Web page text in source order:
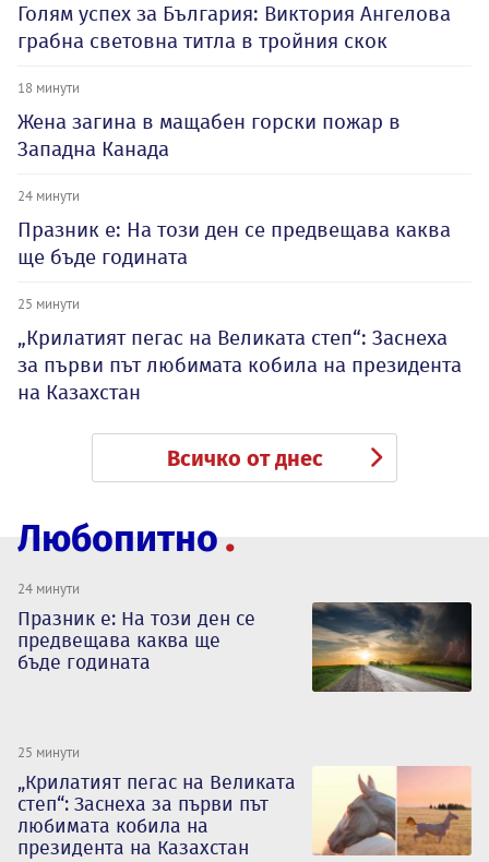
Голям успех за България: Виктория Ангелова
грабна световна титла в тройния скок
18 минути
Жена загина в мащабен горски пожар в
Западна Канада
24 минути
Празник е: На този ден се предвещава каква
ще бъде годината
25 минути
„Крилатият пегас на Великата степ“: Заснеха
за първи път любимата кобила на президента
на Казахстан
Всичко от днес
Любопитно
24 минути
Празник е: На този ден се
предвещава каква ще
бъде годината
25 минути
„Крилатият пегас на Великата
степ“: Заснеха за първи път
любимата кобила на
президента на Казахстан